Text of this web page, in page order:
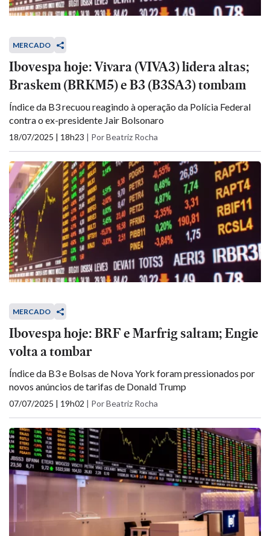
MERCADO
Ibovespa hoje: Vivara (VIVA3) lidera altas;
Braskem (BRKM5) e B3 (B3SA3) tombam
Índice da B3 recuou reagindo à operação da Polícia Federal
contra o ex-presidente Jair Bolsonaro
18/07/2025 | 18h23 | Por Beatriz Rocha
MERCADO
Ibovespa hoje: BRF e Marfrig saltam; Engie
volta a tombar
Índice da B3 e Bolsas de Nova York foram pressionados por
novos anúncios de tarifas de Donald Trump
07/07/2025 | 19h02 | Por Beatriz Rocha